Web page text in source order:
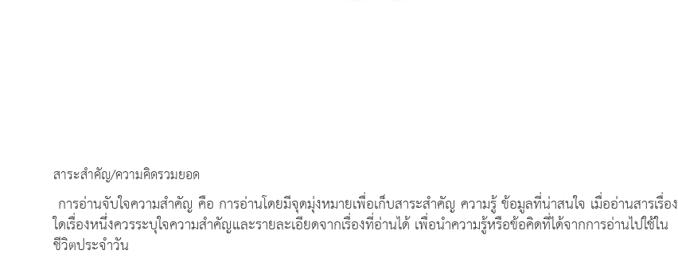
สาระสำคัญ/ความคิดรวมยอด
การอ่านจับใจความสำคัญ คือ การอ่านโดยมีจุดมุ่งหมายเพื่อเก็บสาระสำคัญ ความรู้ ข้อมูลที่น่าสนใจ เมื่ออ่านสารเรื่อง
ใดเรื่องหนึ่งควรระบุใจความสำคัญและรายละเอียดจากเรื่องที่อ่านได้ เพื่อนำความรู้หรือข้อคิดที่ได้จากการอ่านไปใช้ใน
ชีวิตประจำวัน